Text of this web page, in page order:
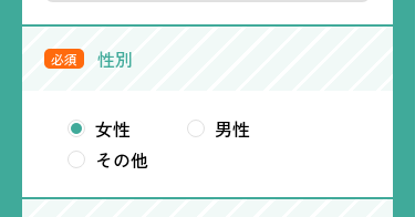
必須 性別
女性
男性
その他